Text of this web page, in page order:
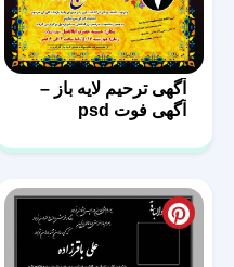
آگهی ترحیم لایه باز –
آگهی فوت psd